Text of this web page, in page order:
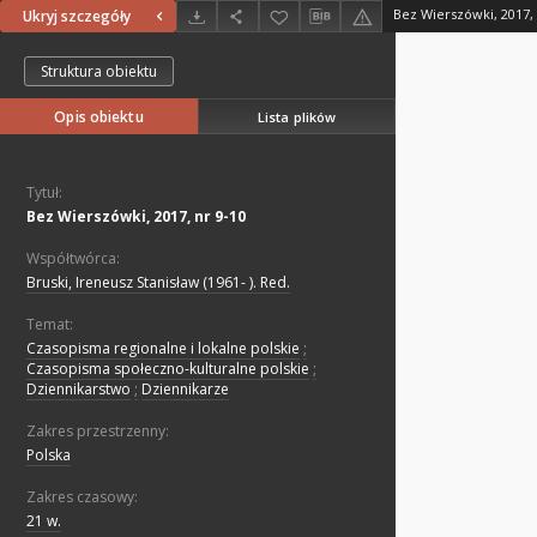
Ukryj szczegóły Bez Wierszówki, 2017,
Struktura obiektu
Opis obiektu Lista plików
Tytuł:
Bez Wierszówki, 2017, nr 9-10
Współtwórca:
Bruski, Ireneusz Stanisław (1961- ). Red.
Temat:
Czasopisma regionalne i lokalne polskie ;
Czasopisma społeczno-kulturalne polskie ;
Dziennikarstwo ; Dziennikarze
Zakres przestrzenny:
Polska
Zakres czasowy:
21 w.